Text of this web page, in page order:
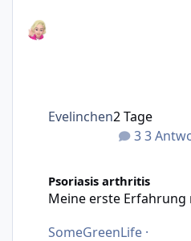
3
Evelinchen2 Tage
Psoriasis arthritis
Meine erste Erfahrung
SomeGreenLife ·